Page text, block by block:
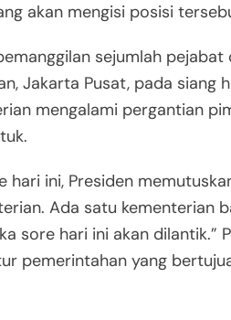
akan mengisi posisi
sejumlah pejabat
Jakarta Pusat, pada siang
mengalami pergantian
hari ini, Presiden
Ada satu kementerian
sore hari ini akan dilantik.”
pemerintahan yang